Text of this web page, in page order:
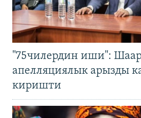
"75чилердин иши":
апелляциялык арызды
киришти